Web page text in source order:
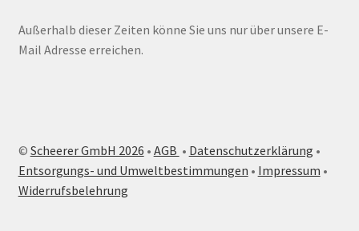
Außerhalb dieser Zeiten könne Sie uns nur über unsere E-
Mail Adresse erreichen.
© Scheerer GmbH 2026 • AGB • Datenschutzerklärung •
Entsorgungs- und Umweltbestimmungen • Impressum •
Widerrufsbelehrung